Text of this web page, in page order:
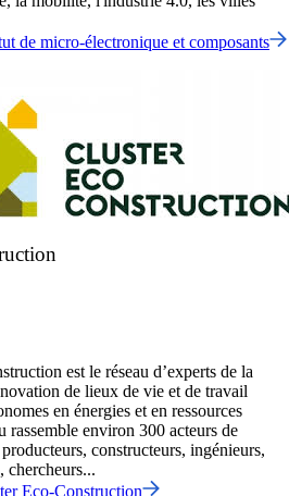
de micro-électronique et composants
est le réseau d’experts de la
de lieux de vie et de travail
en énergies et en ressources
rassemble environ 300 acteurs de
constructeurs, ingénieurs,
chercheurs...
Eco-Construction